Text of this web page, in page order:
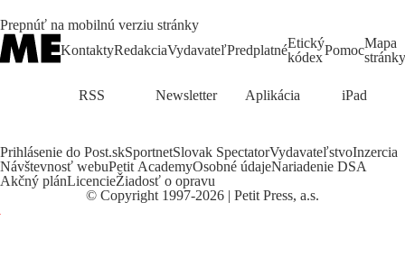
Prepnúť na mobilnú verziu stránky
KontaktyRedakciaVydavateľPredplatnéEtický
kódexPomocMapa
stránky
RSS Newsletter Aplikácia iPad
Prihlásenie do Post.skSportnetSlovak SpectatorVydavateľstvoInzercia
Návštevnosť webuPetit AcademyOsobné údajeNariadenie DSA
Akčný plánLicencieŽiadosť o opravu
© Copyright 1997-2026 | Petit Press, a.s.